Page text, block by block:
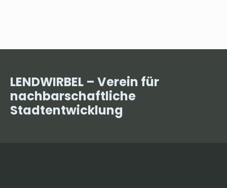
LENDWIRBEL – Verein für
nachbarschaftliche
Stadtentwicklung